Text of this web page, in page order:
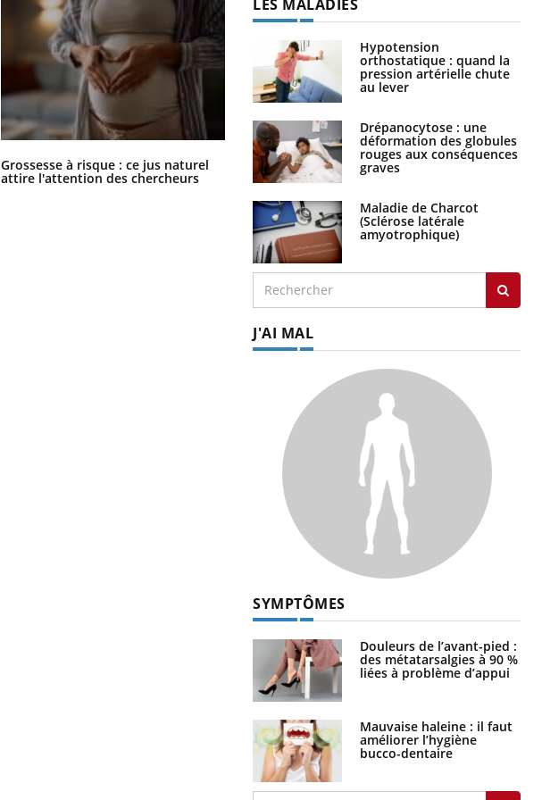
Grossesse à risque : ce jus naturel
attire l'attention des chercheurs
Comment oublier les écrans en
vacances ?
LES MALADIES
Hypotension
orthostatique : quand la
pression artérielle chute
au lever
Drépanocytose : une
déformation des globules
rouges aux conséquences
graves
Maladie de Charcot
(Sclérose latérale
amyotrophique)
J'AI MAL
SYMPTÔMES
Douleurs de l’avant-pied :
des métatarsalgies à 90 %
liées à problème d’appui
Mauvaise haleine : il faut
améliorer l’hygiène
bucco-dentaire